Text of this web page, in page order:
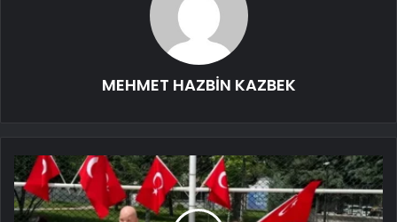
MEHMET HAZBİN KAZBEK